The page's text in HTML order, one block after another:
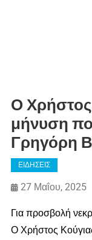
Ο
μήνυση
Γρηγόρη
ΕΙΔΗΣΕΙΣ
27 Μαΐου, 2025
Για προσβολή
Ο Χρήστος